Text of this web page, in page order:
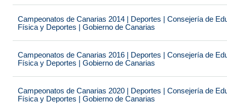
Campeonatos de Canarias 2014 | Deportes | Consejería de
Física y Deportes | Gobierno de Canarias
Campeonatos de Canarias 2016 | Deportes | Consejería de
Física y Deportes | Gobierno de Canarias
Campeonatos de Canarias 2020 | Deportes | Consejería de
Física y Deportes | Gobierno de Canarias